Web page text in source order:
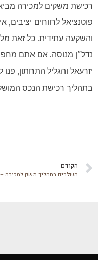
רכישת משקים למכירה
פוטנציאל לרווחים יציבים,
והשקעה עתידית. כל זאת
נדל"ן מנוסה. אם אתם
יזרעאל והגליל התחתון, פנו
בתהליך רכישת הנכס
הקודם